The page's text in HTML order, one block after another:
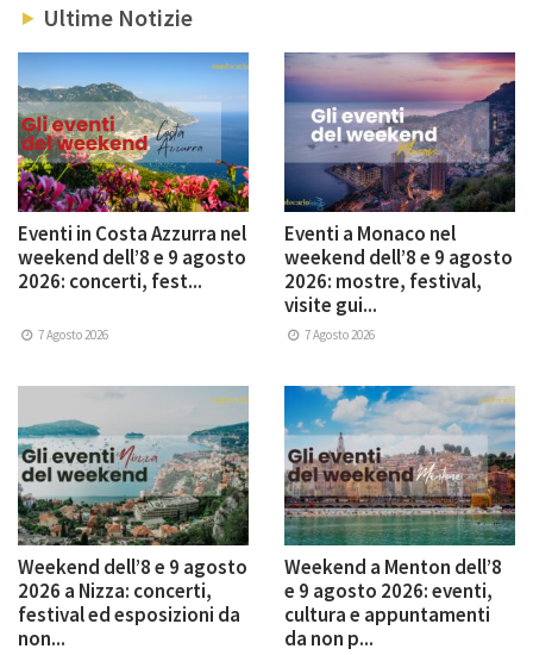
Ultime Notizie
Eventi in Costa Azzurra nel
weekend dell’8 e 9 agosto
2026: concerti, fest...
7 Agosto 2026
Eventi a Monaco nel
weekend dell’8 e 9 agosto
2026: mostre, festival,
visite gui...
7 Agosto 2026
Weekend dell’8 e 9 agosto
2026 a Nizza: concerti,
festival ed esposizioni da
non...
Weekend a Menton dell’8
e 9 agosto 2026: eventi,
cultura e appuntamenti
da non p...